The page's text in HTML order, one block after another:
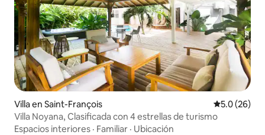
Villa en Saint-François Calificación
5.0 (26)
Villa Noyana, Clasificada con 4 estrellas de turismo
Espacios interiores · Familiar · Ubicación